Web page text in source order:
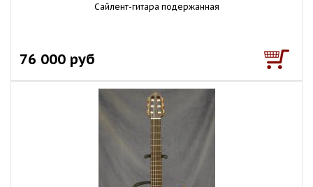
Сайлент-гитара подержанная
76 000 руб